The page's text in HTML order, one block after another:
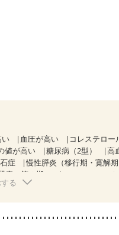
い 血圧が高い
コレステロー
値が高い 糖尿病（2型） 高
症 慢性膵炎（移行期・寛解期
症（第２期）
CKD（ステージ
治療中）
る（初期） 妊娠高血圧(中期)
る